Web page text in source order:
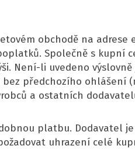
obchodě na
Společně s
Není-li uvedeno
předchozího ohlášení
a ostatních
platbu. Dodavatel
uhrazení celé